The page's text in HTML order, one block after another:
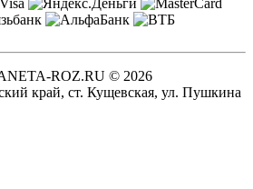
ROZ.RU © 2026
край, ст. Кущевская, ул. Пушкина